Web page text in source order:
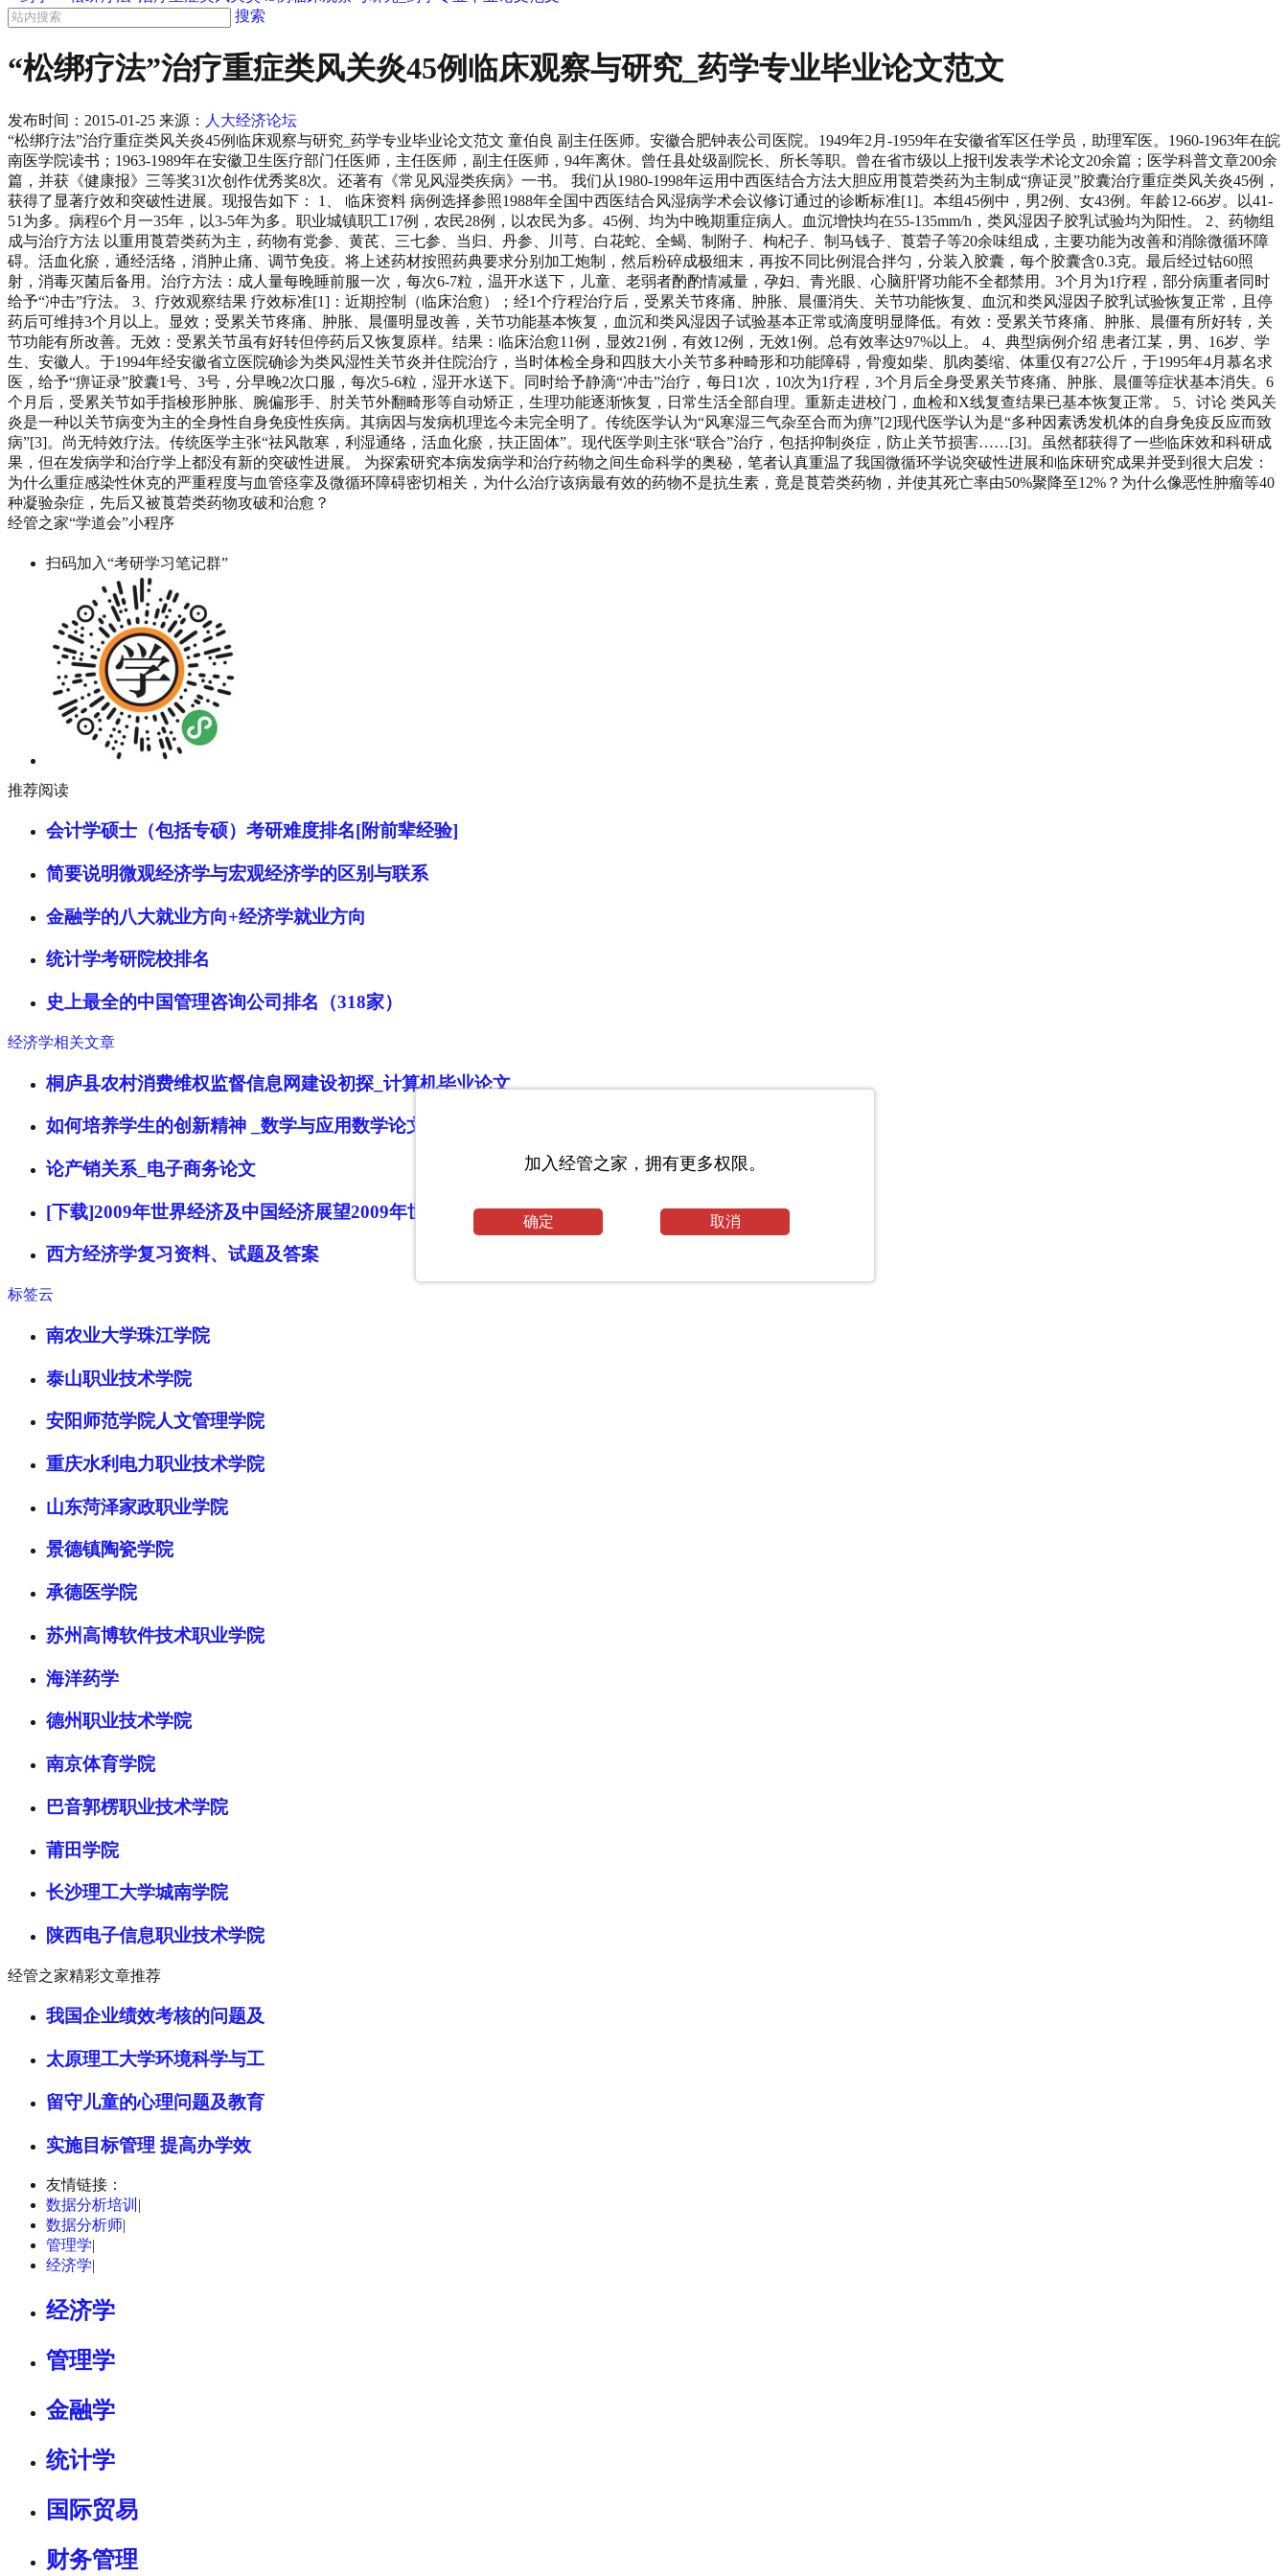
搜索
“松绑疗法”治疗重症类风关炎45例临床观察与研究_药学专业毕业论文范文
发布时间： 2015-01-25 来源： 人大经济论坛
“松绑疗法”治疗重症类风关炎45例临床观察与研究_药学专业毕业论文范文 童伯良 副主任医师。安徽合肥钟表公司医院。1949年2月-1959年在安徽省军区任学员，助理军医。1960-1963年在皖
南医学院读书；1963-1989年在安徽卫生医疗部门任医师，主任医师，副主任医师，94年离休。曾任县处级副院长、所长等职。曾在省市级以上报刊发表学术论文20余篇；医学科普文章200余
篇，并获《健康报》三等奖31次创作优秀奖8次。还著有《常见风湿类疾病》一书。 我们从1980-1998年运用中西医结合方法大胆应用莨菪类药为主制成“痹证灵”胶囊治疗重症类风关炎45例，
获得了显著疗效和突破性进展。现报告如下： 1、 临床资料 病例选择参照1988年全国中西医结合风湿病学术会议修订通过的诊断标准[1]。本组45例中，男2例、女43例。年龄12-66岁。以41-
51为多。病程6个月一35年，以3-5年为多。职业城镇职工17例，农民28例，以农民为多。45例、均为中晚期重症病人。血沉增快均在55-135mm/h，类风湿因子胶乳试验均为阳性。 2、药物组
成与治疗方法 以重用莨菪类药为主，药物有党参、黄芪、三七参、当归、丹参、川芎、白花蛇、全蝎、制附子、枸杞子、制马钱子、莨菪子等20余味组成，主要功能为改善和消除微循环障
碍。活血化瘀，通经活络，消肿止痛、调节免疫。将上述药材按照药典要求分别加工炮制，然后粉碎成极细末，再按不同比例混合拌匀，分装入胶囊，每个胶囊含0.3克。最后经过钴60照
射，消毒灭菌后备用。治疗方法：成人量每晚睡前服一次，每次6-7粒，温开水送下，儿童、老弱者酌酌情减量，孕妇、青光眼、心脑肝肾功能不全都禁用。3个月为1疗程，部分病重者同时
给予“冲击”疗法。 3、疗效观察结果 疗效标准[1]：近期控制（临床治愈）；经1个疗程治疗后，受累关节疼痛、肿胀、晨僵消失、关节功能恢复、血沉和类风湿因子胶乳试验恢复正常，且停
药后可维持3个月以上。显效；受累关节疼痛、肿胀、晨僵明显改善，关节功能基本恢复，血沉和类风湿因子试验基本正常或滴度明显降低。有效：受累关节疼痛、肿胀、晨僵有所好转，关
节功能有所改善。无效：受累关节虽有好转但停药后又恢复原样。结果：临床治愈11例，显效21例，有效12例，无效1例。总有效率达97%以上。 4、典型病例介绍 患者江某，男、16岁、学
生、安徽人。于1994年经安徽省立医院确诊为类风湿性关节炎并住院治疗，当时体检全身和四肢大小关节多种畸形和功能障碍，骨瘦如柴、肌肉萎缩、体重仅有27公斤，于1995年4月慕名求
医，给予“痹证录”胶囊1号、3号，分早晚2次口服，每次5-6粒，湿开水送下。同时给予静滴“冲击”治疗，每日1次，10次为1疗程，3个月后全身受累关节疼痛、肿胀、晨僵等症状基本消失。6
个月后，受累关节如手指梭形肿胀、腕偏形手、肘关节外翻畸形等自动矫正，生理功能逐渐恢复，日常生活全部自理。重新走进校门，血检和X线复查结果已基本恢复正常。 5、讨论 类风关
炎是一种以关节病变为主的全身性自身免疫性疾病。其病因与发病机理迄今未完全明了。传统医学认为“风寒湿三气杂至合而为痹”[2]现代医学认为是“多种因素诱发机体的自身免疫反应而致
病”[3]。尚无特效疗法。传统医学主张“祛风散寒，利湿通络，活血化瘀，扶正固体”。现代医学则主张“联合”治疗，包括抑制炎症，防止关节损害……[3]。虽然都获得了一些临床效和科研成
果，但在发病学和治疗学上都没有新的突破性进展。 为探索研究本病发病学和治疗药物之间生命科学的奥秘，笔者认真重温了我国微循环学说突破性进展和临床研究成果并受到很大启发：
为什么重症感染性休克的严重程度与血管痉挛及微循环障碍密切相关，为什么治疗该病最有效的药物不是抗生素，竟是莨菪类药物，并使其死亡率由50%聚降至12%？为什么像恶性肿瘤等40
种凝验杂症，先后又被莨菪类药物攻破和治愈？
经管之家“学道会”小程序
扫码加入“考研学习笔记群”
推荐阅读
会计学硕士（包括专硕）考研难度排名[附前辈经验]
简要说明微观经济学与宏观经济学的区别与联系
金融学的八大就业方向+经济学就业方向
统计学考研院校排名
史上最全的中国管理咨询公司排名（318家）
经济学相关文章
桐庐县农村消费维权监督信息网建设初探_计算机毕业论文
如何培养学生的创新精神 _数学与应用数学论文
论产销关系_电子商务论文
[下载]2009年世界经济及中国经济展望2009年世界经济及中国经济展望(共32篇）
西方经济学复习资料、试题及答案
标签云
南农业大学珠江学院
泰山职业技术学院
安阳师范学院人文管理学院
重庆水利电力职业技术学院
山东菏泽家政职业学院
景德镇陶瓷学院
承德医学院
苏州高博软件技术职业学院
海洋药学
德州职业技术学院
南京体育学院
巴音郭楞职业技术学院
莆田学院
长沙理工大学城南学院
陕西电子信息职业技术学院
经管之家精彩文章推荐
我国企业绩效考核的问题及
太原理工大学环境科学与工
留守儿童的心理问题及教育
实施目标管理 提高办学效
友情链接：
数据分析培训 |
数据分析师|
管理学|
经济学|
经济学
管理学
金融学
统计学
国际贸易
财务管理
加入经管之家，拥有更多权限。
确定 取消